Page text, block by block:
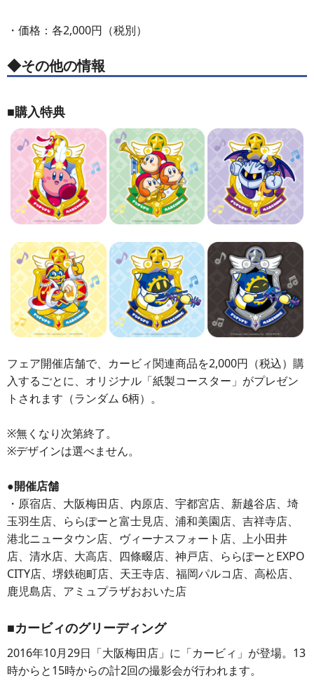
・価格：各2,000円（税別）
◆その他の情報
■購入特典
フェア開催店舗で、カービィ関連商品を2,000円（税込）購
入するごとに、オリジナル「紙製コースター」がプレゼン
トされます（ランダム 6柄）。
※無くなり次第終了。
※デザインは選べません。
●開催店舗
・原宿店、大阪梅田店、内原店、宇都宮店、新越谷店、埼
玉羽生店、ららぽーと富士見店、浦和美園店、吉祥寺店、
港北ニュータウン店、ヴィーナスフォート店、上小田井
店、清水店、大高店、四條畷店、神戸店、ららぽーとEXPO
CITY店、堺鉄砲町店、天王寺店、福岡パルコ店、高松店、
鹿児島店、アミュプラザおおいた店
■カービィのグリーディング
2016年10月29日「大阪梅田店」に「カービィ」が登場。13
時からと15時からの計2回の撮影会が行われます。